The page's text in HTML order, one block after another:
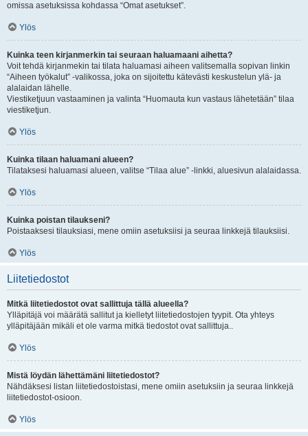
omissa asetuksissa kohdassa “Omat asetukset”.
Ylös
Kuinka teen kirjanmerkin tai seuraan haluamaani aihetta?
Voit tehdä kirjanmekin tai tilata haluamasi aiheen valitsemalla sopivan linkin
“Aiheen työkalut” -valikossa, joka on sijoitettu kätevästi keskustelun ylä- ja
alalaidan lähelle.
Viestiketjuun vastaaminen ja valinta “Huomauta kun vastaus lähetetään” tilaa
viestiketjun.
Ylös
Kuinka tilaan haluamani alueen?
Tilataksesi haluamasi alueen, valitse “Tilaa alue” -linkki, aluesivun alalaidassa.
Ylös
Kuinka poistan tilaukseni?
Poistaaksesi tilauksiasi, mene omiin asetuksiisi ja seuraa linkkejä tilauksiisi.
Ylös
Liitetiedostot
Mitkä liitetiedostot ovat sallittuja tällä alueella?
Ylläpitäjä voi määrätä sallitut ja kielletyt liitetiedostojen tyypit. Ota yhteys
ylläpitäjään mikäli et ole varma mitkä tiedostot ovat sallittuja..
Ylös
Mistä löydän lähettämäni liitetiedostot?
Nähdäksesi listan liitetiedostoistasi, mene omiin asetuksiin ja seuraa linkkejä
liitetiedostot-osioon.
Ylös